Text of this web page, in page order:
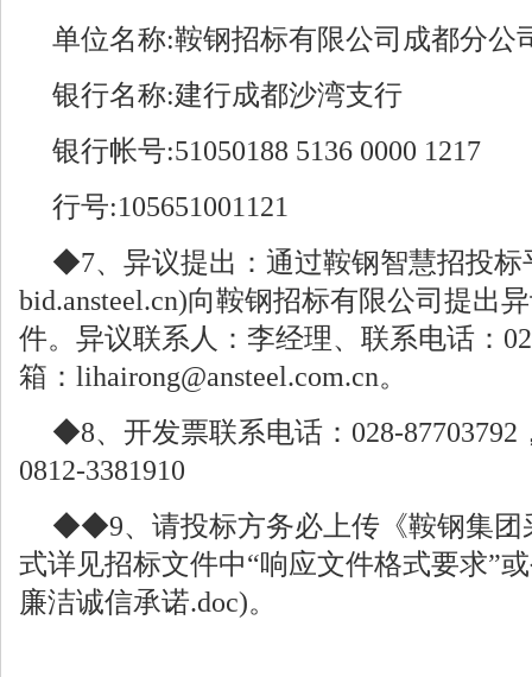
单位名称:鞍钢招标有限公司成都分公
银行名称:建行成都沙湾支行
银行帐号:51050188 5136 0000 1217
行号:105651001121
◆7、异议提出：通过鞍钢智慧招投标
bid.ansteel.cn)向鞍钢招标有限公司提出
件。异议联系人：李经理、联系电话：
箱：lihairong@ansteel.com.cn。
◆8、开发票联系电话：028-
0812-3381910
◆◆9、请投标方务必上传《鞍钢集团
式详见招标文件中“响应文件格式要求”
廉洁诚信承诺.doc)。